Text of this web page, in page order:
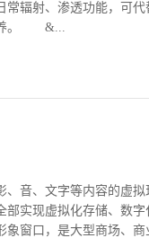
辐射、渗透功能，可
养。 &...
音、文字等内容的虚
实现虚拟化存储、数
窗口，是大型商场、